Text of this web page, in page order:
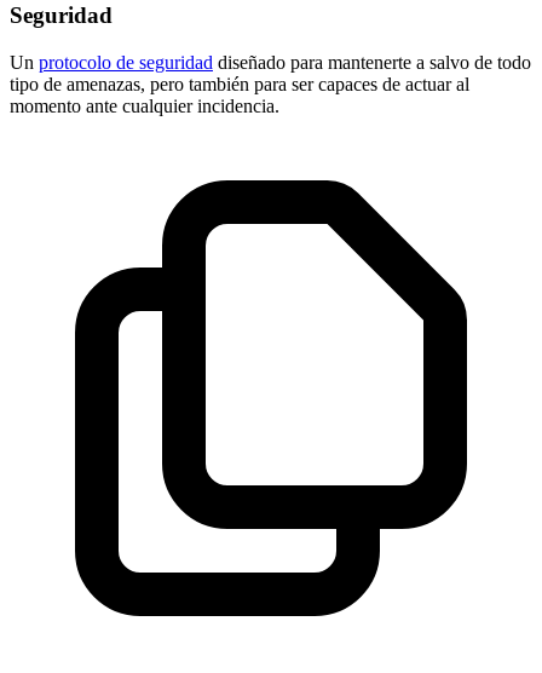
Seguridad
Un protocolo de seguridad diseñado para mantenerte a salvo de todo
tipo de amenazas, pero también para ser capaces de actuar al
momento ante cualquier incidencia.